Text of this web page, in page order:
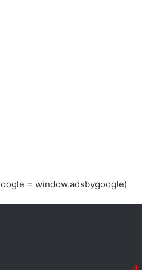
(adsbygoogle = window.adsbygoogle || []).push({});